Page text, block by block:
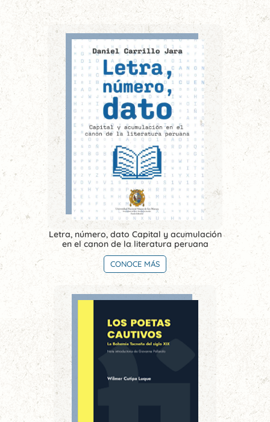
Letra, número, dato Capital y acumulación
en el canon de la literatura peruana
CONOCE MÁS